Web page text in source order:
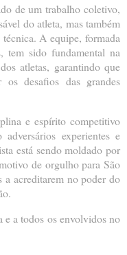
de um trabalho coletivo,
do atleta, mas também
A equipe, formada
tem sido fundamental na
atletas, garantindo que
desafios das grandes
e espírito competitivo
experientes e
está sendo moldado por
de orgulho para São
a acreditarem no poder do
e a todos os envolvidos no